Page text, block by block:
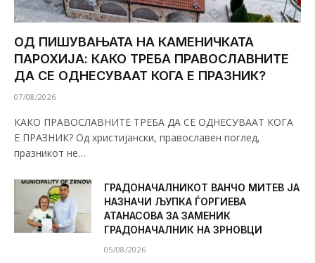
ОД ПИШУВАЊАТА НА КАМЕНИЧКАТА
ПАРОХИЈА: КАКО ТРЕБА ПРАВОСЛАВНИТЕ
ДА СЕ ОДНЕСУВААТ КОГА Е ПРАЗНИК?
07/08/2026
КАКО ПРАВОСЛАВНИТЕ ТРЕБА ДА СЕ ОДНЕСУВААТ КОГА
Е ПРАЗНИК? Од христијански, православен поглед,
празникот не…
ГРАДОНАЧАЛНИКОТ ВАНЧО МИТЕВ ЈА
НАЗНАЧИ ЉУПКА ЃОРГИЕВА
АТАНАСОВА ЗА ЗАМЕНИК
ГРАДОНАЧАЛНИК НА ЗРНОВЦИ
05/08/2026